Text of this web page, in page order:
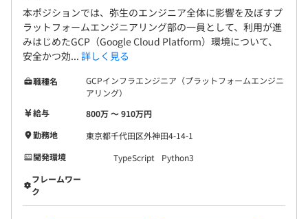
本ポジションでは、弥生のエンジニア全体に影響を及ぼすプ
ラットフォームエンジニアリング部の一員として、利用が進
みはじめたGCP（Google Cloud Platform）環境について、
安全かつ効... 詳しく見る
職種名
GCPインフラエンジニア（プラットフォームエンジニ
アリング）
給与
800万 〜 910万円
勤務地
東京都千代田区外神田4-14-1
開発環境
TypeScript
Python3
フレームワー
ク